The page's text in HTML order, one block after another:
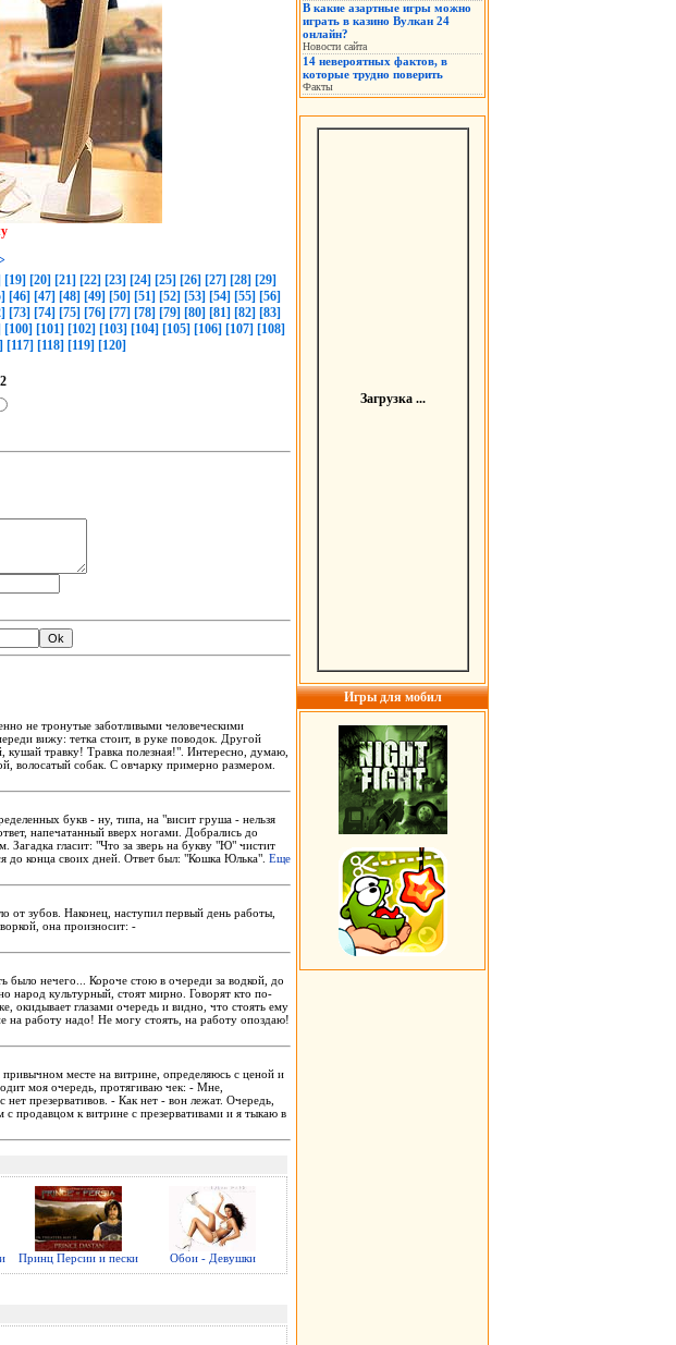
[19] [20] [21] [22] [23] [24] [25] [26] [27] [28] [29]
[46] [47] [48] [49] [50] [51] [52] [53] [54] [55] [56]
[73] [74] [75] [76] [77] [78] [79] [80] [81] [82] [83]
[100] [101] [102] [103] [104] [105] [106] [107] [108]
[117] [118] [119] [120]
не тронутые заботливыми человеческими
вижу: тетка стоит, в руке поводок. Другой
травку! Травка полезная!". Интересно, думаю,
волосатый собак. С овчарку примерно размером.
бyкв - нy, типа, на "висит гpyша - нельзя
напечатанный ввеpх ногами. Добpались до
гласит: "Что за звеpь на бyквy "Ю" чистит
до конца своих дней. Ответ был: "Кошка Юлька". Еще
от зубов. Наконец, наступил первый день работы,
она произносит: -
было нечего... Короче стою в очереди за водкой, до
народ культурный, стоят мирно. Говорят кто по-
окидывает глазами очередь и видно, что стоять ему
на работу надо! Не могу стоять, на работу опоздаю!
месте на витрине, определяюсь с ценой и
моя очередь, протягиваю чек: - Мне,
презервативов. - Как нет - вон лежат. Очередь,
продавцом к витрине с презервативами и я тыкаю в
Принц Персии и пески Обои - Девушки
В какие азартные игры можно
играть в казино Вулкан 24
онлайн?
Новости сайта
14 невероятных фактов, в
которые трудно поверить
Факты
Загрузка ...
Игры для мобил